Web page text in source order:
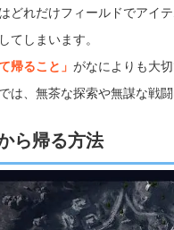
どれだけフィールドでアイ
てしまいます。
帰ること」 がなによりも大切
は、無茶な探索や無謀な戦
ら帰る方法